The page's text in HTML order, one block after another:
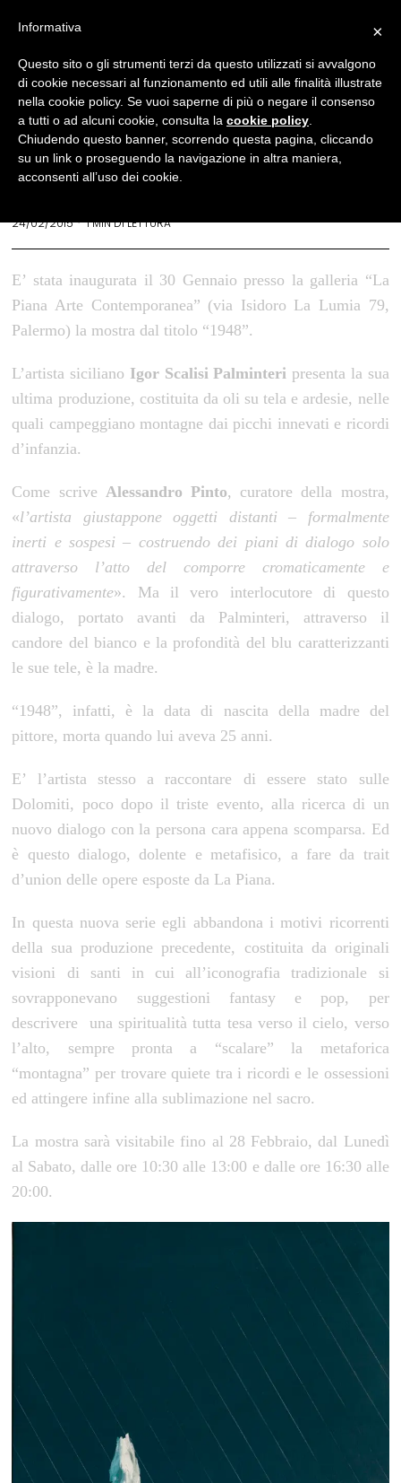
Mostre
Il dialogo impossibile: Igor
Scalisi Palminteri alla
galleria La Piana di Palermo
GIUSEPPE ALLETTO
24/02/2015 1 MIN DI LETTURA
E’ stata inaugurata il 30 Gennaio presso la galleria “La
Piana Arte Contemporanea” (via Isidoro La Lumia 79,
Palermo) la mostra dal titolo “1948”.
L’artista siciliano Igor Scalisi Palminteri presenta la sua
ultima produzione, costituita da oli su tela e ardesie, nelle
quali campeggiano montagne dai picchi innevati e ricordi
d’infanzia.
Come scrive Alessandro Pinto, curatore della mostra,
«l’artista giustappone oggetti distanti – formalmente
inerti e sospesi – costruendo dei piani di dialogo solo
attraverso l’atto del comporre cromaticamente e
figurativamente». Ma il vero interlocutore di questo
dialogo, portato avanti da Palminteri, attraverso il
candore del bianco e la profondità del blu caratterizzanti
le sue tele, è la madre.
“1948”, infatti, è la data di nascita della madre del
pittore, morta quando lui aveva 25 anni.
E’ l’artista stesso a raccontare di essere stato sulle
Dolomiti, poco dopo il triste evento, alla ricerca di un
nuovo dialogo con la persona cara appena scomparsa. Ed
è questo dialogo, dolente e metafisico, a fare da trait
d’union delle opere esposte da La Piana.
In questa nuova serie egli abbandona i motivi ricorrenti
della sua produzione precedente, costituita da originali
visioni di santi in cui all’iconografia tradizionale si
sovrapponevano suggestioni fantasy e pop, per
descrivere una spiritualità tutta tesa verso il cielo, verso
l’alto, sempre pronta a “scalare” la metaforica
“montagna” per trovare quiete tra i ricordi e le ossessioni
ed attingere infine alla sublimazione nel sacro.
La mostra sarà visitabile fino al 28 Febbraio, dal Lunedì
al Sabato, dalle ore 10:30 alle 13:00 e dalle ore 16:30 alle
20:00.
×
Informativa
Questo sito o gli strumenti terzi da questo utilizzati si avvalgono
di cookie necessari al funzionamento ed utili alle finalità illustrate
nella cookie policy. Se vuoi saperne di più o negare il consenso
a tutti o ad alcuni cookie, consulta la cookie policy
Chiudendo questo banner, scorrendo questa pagina, cliccando
su un link o proseguendo la navigazione in altra maniera,
acconsenti all’uso dei cookie.